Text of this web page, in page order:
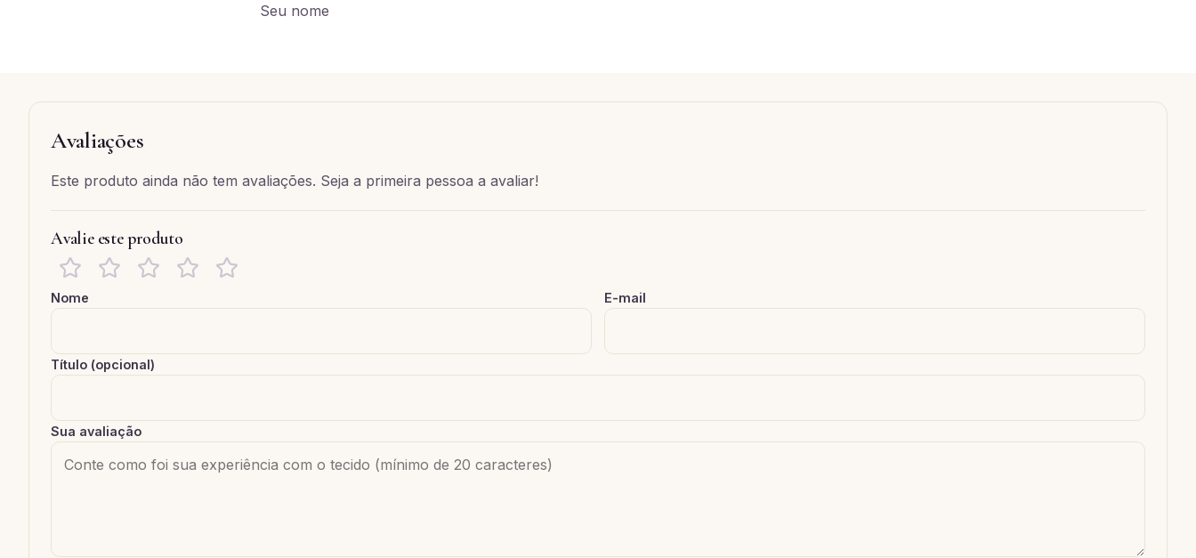
Seu nome
Avaliações
Este produto ainda não tem avaliações. Seja a primeira pessoa a avaliar!
Avalie este produto
Nome E-mail
Título (opcional)
Sua avaliação